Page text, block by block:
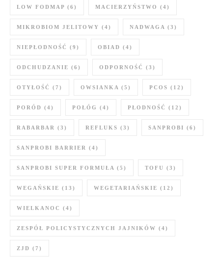
LOW FODMAP (6) MACIERZYŃSTWO (4)
MIKROBIOM JELITOWY (4) NADWAGA (3)
NIEPŁODNOŚĆ (9) OBIAD (4)
ODCHUDZANIE (6) ODPORNOŚĆ (3)
OTYŁOŚĆ (7) OWSIANKA (5) PCOS (12)
PORÓD (4) POŁÓG (4) PŁODNOŚĆ (12)
RABARBAR (3) REFLUKS (3) SANPROBI (6)
SANPROBI BARRIER (4)
SANPROBI SUPER FORMUŁA (5) TOFU (3)
WEGAŃSKIE (13) WEGETARIAŃSKIE (12)
WIELKANOC (4)
ZESPÓŁ POLICYSTYCZNYCH JAJNIKÓW (4)
ZJD (7)